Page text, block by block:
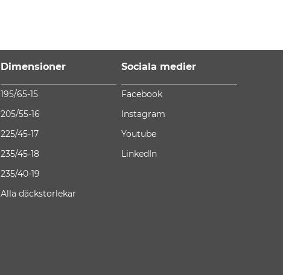
Dimensioner
195/65-15
205/55-16
225/45-17
235/45-18
235/40-19
Alla däckstorlekar
Sociala medier
Facebook
Instagram
Youtube
LinkedIn